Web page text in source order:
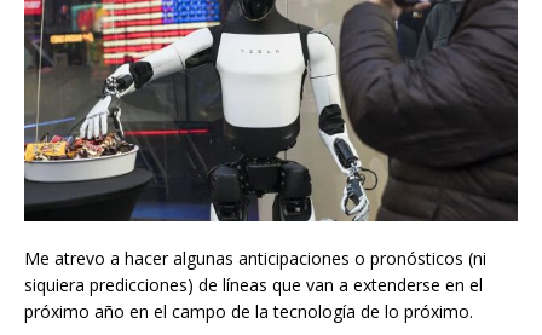
Me atrevo a hacer algunas anticipaciones o pronósticos (ni
siquiera predicciones) de líneas que van a extenderse en el
próximo año en el campo de la tecnología de lo próximo.